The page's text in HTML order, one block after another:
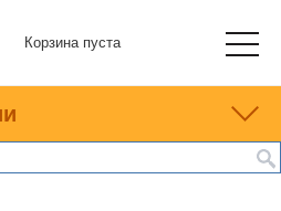
Корзина пуста